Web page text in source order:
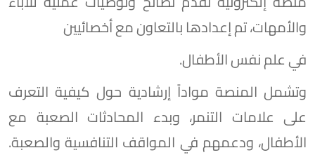
والأمهات، تم إعدادها بالتعاون مع أخصائيين
في علم نفس الأطفال.
وتشمل المنصة مواداً إرشادية حول كيفية التعرف
على علامات التنمر، وبدء المحادثات الصعبة مع
الأطفال، ودعمهم في المواقف التنافسية والصعبة.